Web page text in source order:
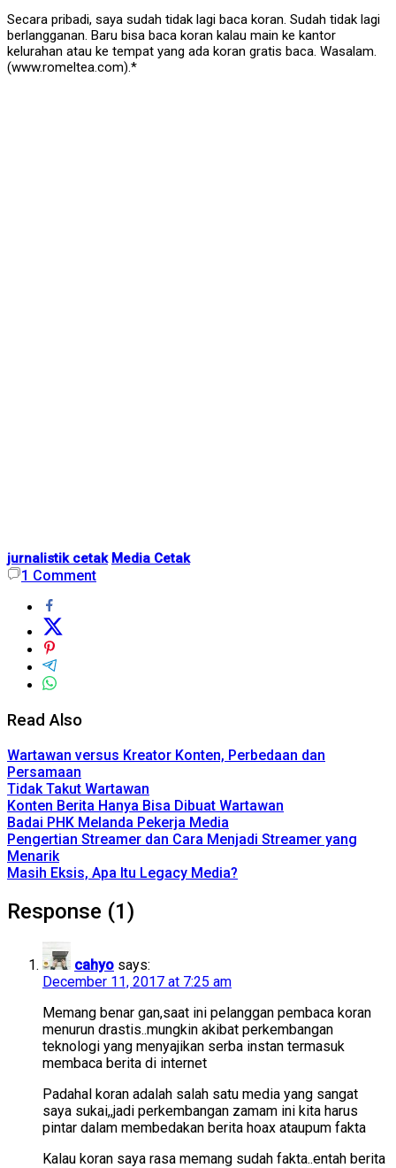
Secara pribadi, saya sudah tidak lagi baca koran. Sudah tidak lagi
berlangganan. Baru bisa baca koran kalau main ke kantor
kelurahan atau ke tempat yang ada koran gratis baca. Wasalam.
(www.romeltea.com).*
jurnalistik cetak Media Cetak
1 Comment
Read Also
Wartawan versus Kreator Konten, Perbedaan dan
Persamaan
Tidak Takut Wartawan
Konten Berita Hanya Bisa Dibuat Wartawan
Badai PHK Melanda Pekerja Media
Pengertian Streamer dan Cara Menjadi Streamer yang
Menarik
Masih Eksis, Apa Itu Legacy Media?
Response (1)
cahyo says:
December 11, 2017 at 7:25 am
Memang benar gan,saat ini pelanggan pembaca koran
menurun drastis..mungkin akibat perkembangan
teknologi yang menyajikan serba instan termasuk
membaca berita di internet
Padahal koran adalah salah satu media yang sangat
saya sukai,,jadi perkembangan zamam ini kita harus
pintar dalam membedakan berita hoax ataupum fakta
Kalau koran saya rasa memang sudah fakta..entah berita